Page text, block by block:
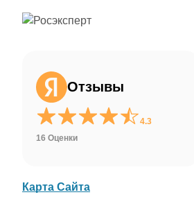
Отзывы
4.3
16 Оценки
Карта Сайта
WhatsApp